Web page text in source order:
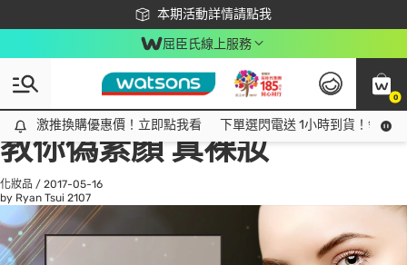
本期活動詳情請點我
下載app最高回饋$350
屈臣氏線上服務
0
激推換購優惠價！立即點我看
激推換購優惠價！立即點我看 下單選閃電送 1小時到貨！領神
All
話題趨勢
教你偽素顏 真裸妝
化妝品 / 2017-05-16
by Ryan Tsui 2107